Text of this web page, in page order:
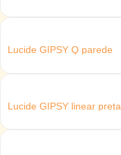
Lucide GIPSY Q parede
Lucide GIPSY linear preta